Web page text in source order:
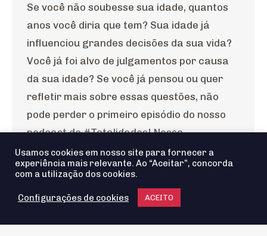
Se você não soubesse sua idade, quantos
anos você diria que tem? Sua idade já
influenciou grandes decisões da sua vida?
Você já foi alvo de julgamentos por causa
da sua idade? Se você já pensou ou quer
refletir mais sobre essas questões, não
pode perder o primeiro episódio do nosso
podcast do #Totalidades! Nessa…
Usamos cookies em nosso site para fornecer a
experiência mais relevante. Ao “Aceitar”, concorda
com a utilização dos cookies.
Configurações de cookies ACEITO